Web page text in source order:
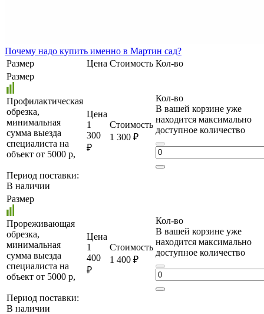
Почему надо купить именно в Мартин сад?
Размер
Цена Стоимость Кол-во
Размер
Профилактическая
обрезка,
минимальная
сумма выезда
специалиста на
объект от 5000 р,
Период поставки:
В наличии
Цена
1
300
₽
Стоимость
1 300 ₽
Кол-во
В вашей корзине уже
находится максимально
доступное количество
Размер
Прореживающая
обрезка,
минимальная
сумма выезда
специалиста на
объект от 5000 р,
Период поставки:
В наличии
Цена
1
400
₽
Стоимость
1 400 ₽
Кол-во
В вашей корзине уже
находится максимально
доступное количество